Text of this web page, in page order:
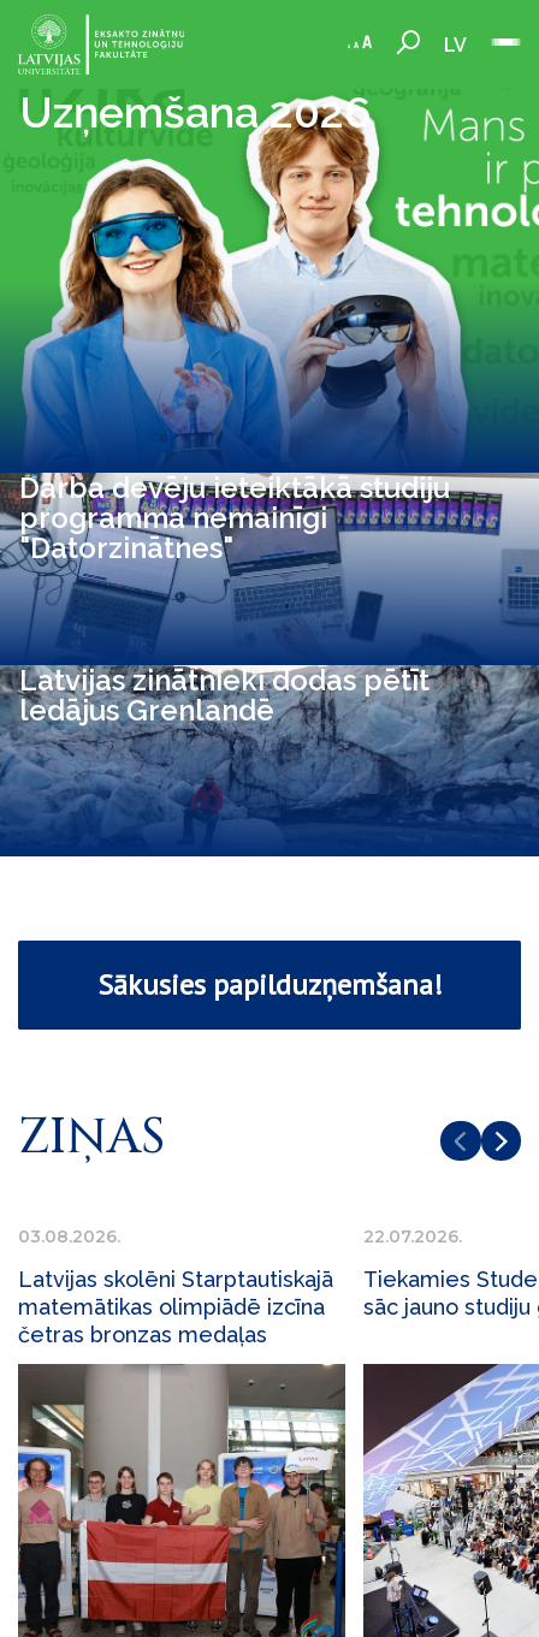
LV
Uzņemšana 2026
Darba devēju ieteiktākā studiju
programma nemainīgi
"Datorzinātnes"
Latvijas zinātnieki dodas pētīt
ledājus Grenlandē
Sākusies papilduzņemšana!
ZIŅAS
03.08.2026.
Latvijas skolēni Starptautiskajā
matemātikas olimpiādē izcīna
četras bronzas medaļas
22.07.2026.
Tiekamies
sāc jauno studiju